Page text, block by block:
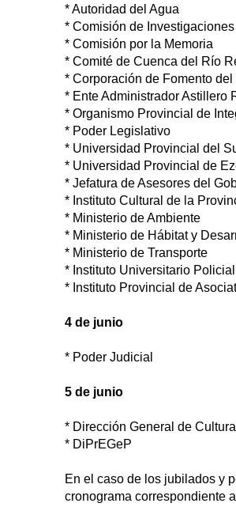
* Autoridad del Agua
* Comisión de
* Comisión por la Memoria
* Comité de Cuenca del Río
* Corporación de Fomento
* Ente Administrador Astillero
* Organismo Provincial de
* Poder Legislativo
* Universidad Provincial del
* Universidad Provincial de
* Jefatura de Asesores del
* Instituto Cultural de la
* Ministerio de Ambiente
* Ministerio de Hábitat y
* Ministerio de Transporte
* Instituto Universitario
* Instituto Provincial de
4 de junio
* Poder Judicial
5 de junio
* Dirección General de
* DiPrEGeP
En el caso de los jubilados y
cronograma correspondiente